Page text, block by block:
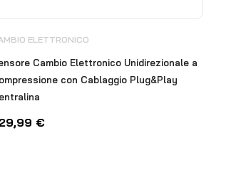
ELETTRONICO
Cambio Elettronico Unidirezionale a
con Cablaggio Plug&Play
€